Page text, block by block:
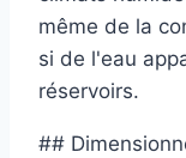
même de la
si de l'eau
réservoirs.
##